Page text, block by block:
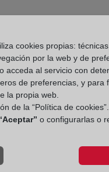
cookies propias:
por la web y de
acceda al servicio con
de preferencias, y para
la propia web.
de la “Política de
o configurarlas o